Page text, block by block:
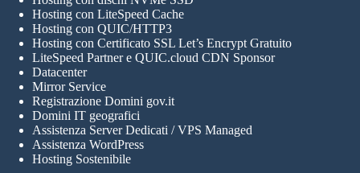
Hosting con LiteSpeed Cache
Hosting con QUIC/HTTP3
Hosting con Certificato SSL Let’s Encrypt Gratuito
LiteSpeed Partner e QUIC.cloud CDN Sponsor
Datacenter
Mirror Service
Registrazione Domini gov.it
Domini IT geografici
Assistenza Server Dedicati / VPS Managed
Assistenza WordPress
Hosting Sostenibile